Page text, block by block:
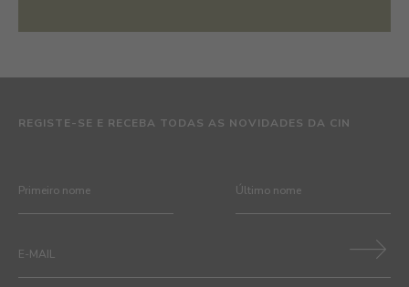
REGISTE-SE E RECEBA TODAS AS NOVIDADES DA CIN